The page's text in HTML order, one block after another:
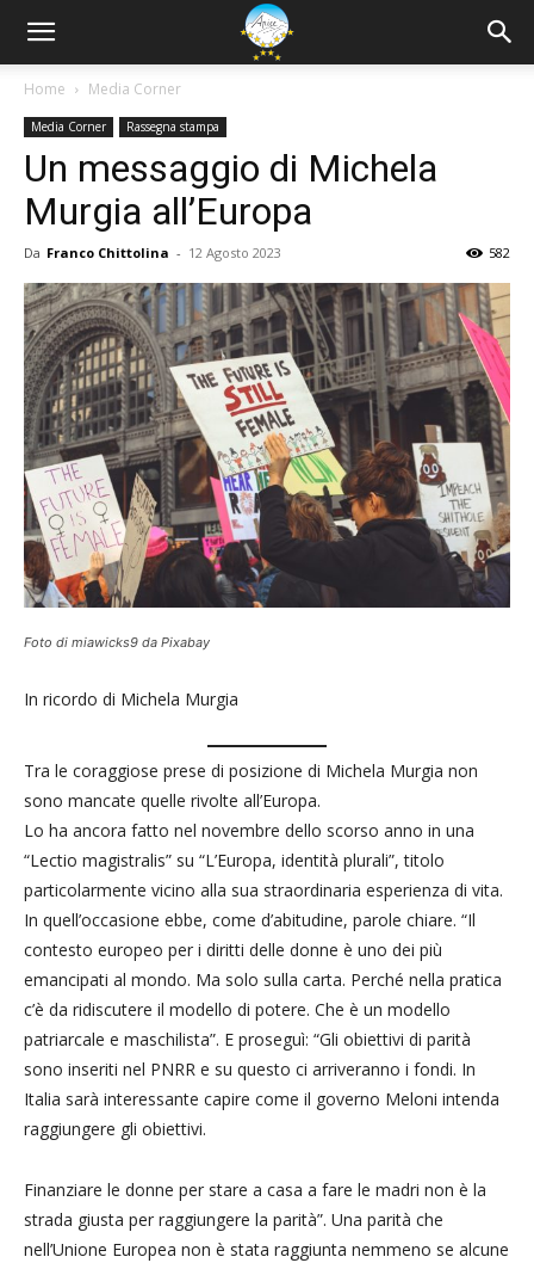
Home Media Corner
Media Corner Rassegna stampa
Un messaggio di Michela
Murgia all’Europa
Da Franco Chittolina - 12 Agosto 2023 582
Foto di miawicks9 da Pixabay
In ricordo di Michela Murgia
Tra le coraggiose prese di posizione di Michela Murgia non
sono mancate quelle rivolte all’Europa.
Lo ha ancora fatto nel novembre dello scorso anno in una
“Lectio magistralis” su “L’Europa, identità plurali”, titolo
particolarmente vicino alla sua straordinaria esperienza di vita.
In quell’occasione ebbe, come d’abitudine, parole chiare. “Il
contesto europeo per i diritti delle donne è uno dei più
emancipati al mondo. Ma solo sulla carta. Perché nella pratica
c’è da ridiscutere il modello di potere. Che è un modello
patriarcale e maschilista”. E proseguì: “Gli obiettivi di parità
sono inseriti nel PNRR e su questo ci arriveranno i fondi. In
Italia sarà interessante capire come il governo Meloni intenda
raggiungere gli obiettivi.
Finanziare le donne per stare a casa a fare le madri non è la
strada giusta per raggiungere la parità”. Una parità che
nell’Unione Europea non è stata raggiunta nemmeno se alcune